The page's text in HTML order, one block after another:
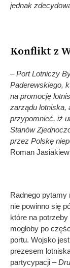
jednak
Konflikt z
– Port Lotniczy
Paderewskiego,
na promocję
zarządu lotniska,
przypomnieć, iż
Stanów
przez Polskę
Roman
Radnego pytamy
nie powinno się
które na
mogłoby po
portu. Wojsko
prezesem
partycypacji –